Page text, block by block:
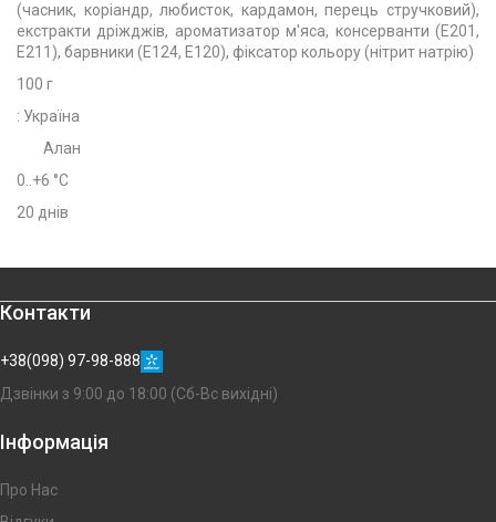
(часник, коріандр, любисток, кардамон, перець стручковий),
екстракти дріжджів, ароматизатор м'яса, консерванти (Е201,
Е211), барвники (Е124, Е120), фіксатор кольору (нітрит натрію)
100 г
: Україна
Алан
0..+6 °C
20 днів
Контакти
+38(098) 97-98-888
Дзвінки з 9:00 до 18:00 (Сб-Вс вихідні)
Інформація
Про Нас